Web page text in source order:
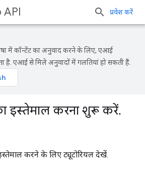
प्रवेश करें
में कॉन्टेंट का अनुवाद करने के लिए, एआई
है. एआई से मिले अनुवादों में गलतियां हो सकती हैं.
इस्तेमाल करना शुरू करें.
करने के लिए ट्यूटोरियल देखें.